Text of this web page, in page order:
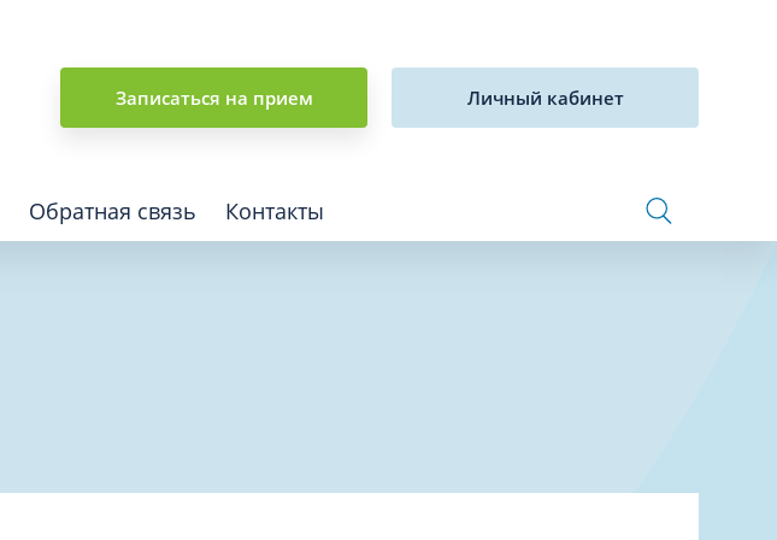
Записаться на прием Личный кабинет
Обратная связь Контакты